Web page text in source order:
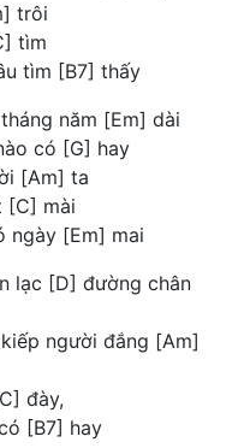
trôi
tìm
tìm [B7] thấy
năm [Em] dài
có [G] hay
[Am] ta
[C] mài
ngày [Em] mai
lạc [D] đường chân
người đắng [Am]
đày,
[B7] hay